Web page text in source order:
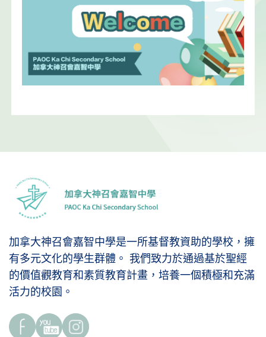
加拿大神召會嘉智中學是一所基督教資助的學校，擁
有多元文化的學生群體。 我們致力於通過基於聖經
的價值觀教育和素質教育計畫，培養一個積極和充滿
活力的校園。